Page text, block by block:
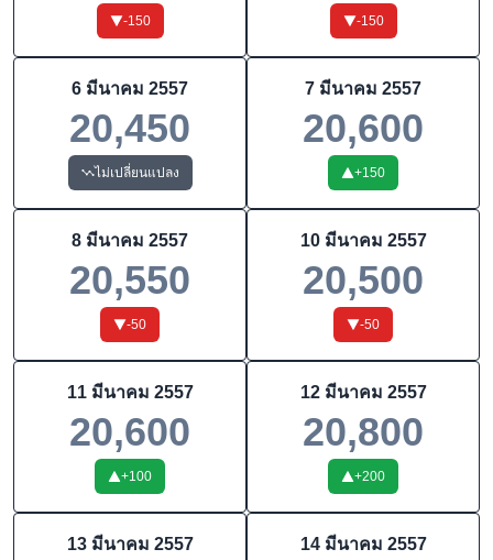
-150 -150
6 มีนาคม 2557
20,450
ไม่เปลี่ยนแปลง
7 มีนาคม 2557
20,600
+150
8 มีนาคม 2557
20,550
-50
10 มีนาคม 2557
20,500
-50
11 มีนาคม 2557
20,600
+100
12 มีนาคม 2557
20,800
+200
13 มีนาคม 2557 14 มีนาคม 2557